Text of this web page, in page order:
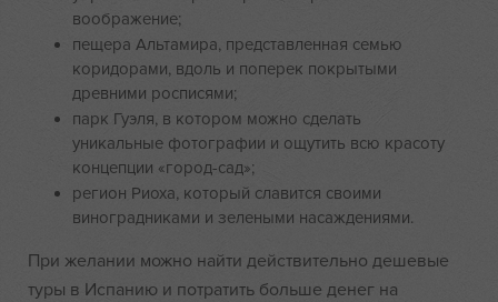
воображение;
пещера Альтамира, представленная семью
коридорами, вдоль и поперек покрытыми
древними росписями;
парк Гуэля, в котором можно сделать
уникальные фотографии и ощутить всю красоту
концепции «город-сад»;
регион Риоха, который славится своими
виноградниками и зелеными насаждениями.
При желании можно найти действительно дешевые
туры в Испанию и потратить больше денег на